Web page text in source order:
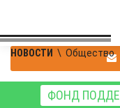
НОВОСТИ \ Общество
ФОНД